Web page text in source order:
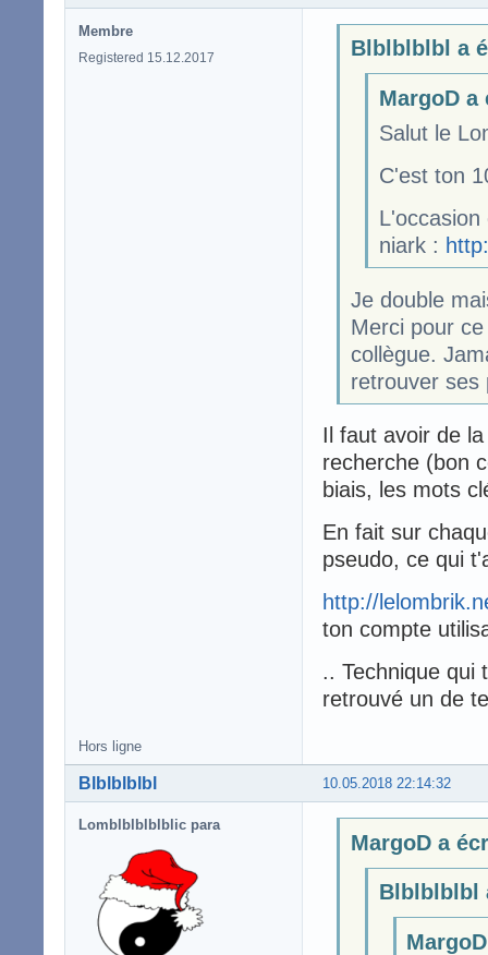
Membre
Registered 15.12.2017 Blblblblbl a
MargoD a
Salut le
C'est ton
niark :
Je double
Merci pour
collègue.
retrouver
Il faut avoir de
recherche (bon
biais, les mots
En fait sur
pseudo, ce qui
http://
ton compte
.. Technique qui
retrouvé un de
Hors ligne
10.05.2018 22:14:32
Blblblblbl
Lomblblblblblic para
MargoD a
Blblblblbl